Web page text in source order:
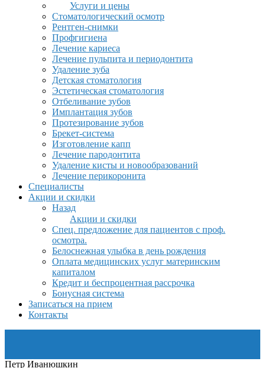
Услуги и цены
Стоматологический осмотр
Рентген-снимки
Профгигиена
Лечение кариеса
Лечение пульпита и периодонтита
Удаление зуба
Детская стоматология
Эстетическая стоматология
Отбеливание зубов
Имплантация зубов
Протезирование зубов
Брекет-система
Изготовление капп
Лечение пародонтита
Удаление кисты и новообразований
Лечение перикоронита
Специалисты
Акции и скидки
Назад
Акции и скидки
Спец. предложение для пациентов с проф.
осмотра.
Белоснежная улыбка в день рождения
Оплата медицинских услуг материнским
капиталом
Кредит и беспроцентная рассрочка
Бонусная система
Записаться на прием
Контакты
Петр Иванюшкин